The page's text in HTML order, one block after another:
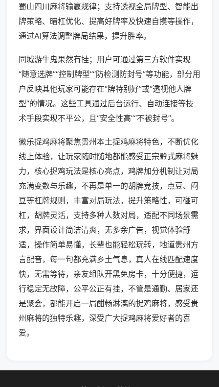
蜀山四川麻将输赢规律；支持透视全局牌型、智能出
牌策略、暗杠优化、提高好牌率及快速自摸等操作，
通过AI算法调整牌局结果，提升胜率。
同城游牛鬼果然有挂；用户可通过第三方软件实现
“随意选牌”“控制牌型”“防检测防封号”等功能，部分用
户反映其他玩家可能存在“牌特别好”或“透视他人牌
型”的情况。这些工具通过后台运行、自动连接等技
术手段实现不平公，且“安全性高”“不被封号”。
微乐捉鸡麻将聚焦贵州本土捉鸡麻将特色，不断优化
线上体验，让玩家随时随地都能感受正宗黔式麻将魅
力，核心捉鸡玩法是核心亮点，鸡牌加分机制让对局
充满变数与乐趣，不再是单一的胡牌竞技，点豆、闷
豆等杠牌规则，丰富对局玩法，提升策略性，可碰可
杠，胡牌灵活，支持多种人数对局，适配不同场景需
求，界面设计简洁清爽，无多余广告，视觉体验舒
适，操作简单易懂，长辈也能轻松玩转，地道贵州方
言配音，每一句都充满乡土气息，真人在线匹配速度
快，无需等待，亲友组队开黑免房卡，十分便捷，运
行稳定无故障，公平公正有挂，不管是通勤、居家还
是聚会，都能开启一局酣畅淋漓的捉鸡麻将，感受贵
州麻将的独特乐趣，深受广大捉鸡麻将爱好者的喜
爱。